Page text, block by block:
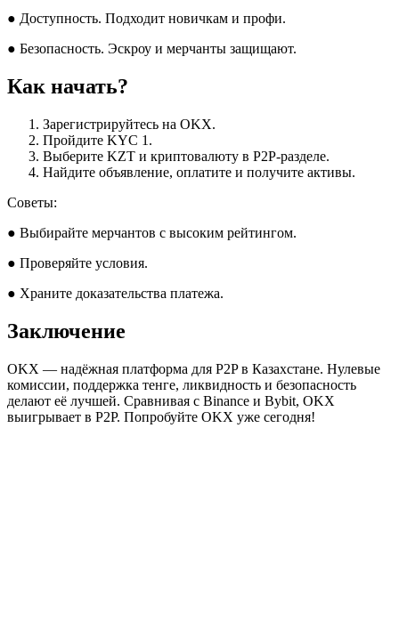
● Доступность. Подходит новичкам и профи.
● Безопасность. Эскроу и мерчанты защищают.
Как начать?
Зарегистрируйтесь на OKX.
Пройдите KYC 1.
Выберите KZT и криптовалюту в P2P-разделе.
Найдите объявление, оплатите и получите активы.
Советы:
● Выбирайте мерчантов с высоким рейтингом.
● Проверяйте условия.
● Храните доказательства платежа.
Заключение
OKX — надёжная платформа для P2P в Казахстане. Нулевые
комиссии, поддержка тенге, ликвидность и безопасность
делают её лучшей. Сравнивая с Binance и Bybit, OKX
выигрывает в P2P. Попробуйте OKX уже сегодня!